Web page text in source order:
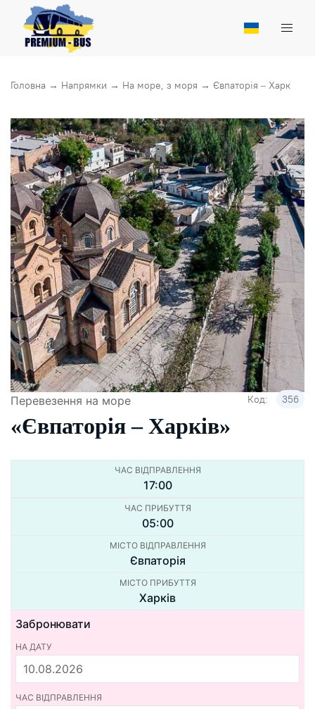
Головна → Напрямки → На море, з моря → Євпаторія – Харкiв
Перевезення на море Код: 356
«Євпаторія – Харкiв»
ЧАС ВІДПРАВЛЕННЯ
17:00
ЧАС ПРИБУТТЯ
05:00
МІСТО ВІДПРАВЛЕННЯ
Євпаторія
МІСТО ПРИБУТТЯ
Харків
Забронювати
НА ДАТУ
ЧАС ВІДПРАВЛЕННЯ